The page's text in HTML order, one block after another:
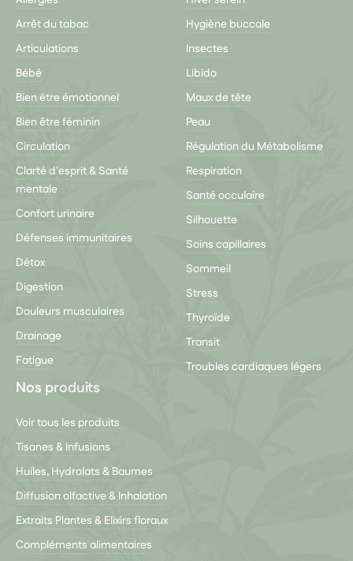
Arrêt du tabac
Articulations
Bébé
Bien être émotionnel
Bien être féminin
Circulation
Clarté d'esprit & Santé
mentale
Confort urinaire
Défenses immunitaires
Détox
Digestion
Douleurs musculaires
Drainage
Fatigue
Hygiène buccale
Insectes
Libido
Maux de tête
Peau
Régulation du Métabolisme
Respiration
Santé occulaire
Silhouette
Soins capillaires
Sommeil
Stress
Thyroïde
Transit
Troubles cardiaques légers
Nos produits
Voir tous les produits
Tisanes & Infusions
Huiles, Hydrolats & Baumes
Diffusion olfactive & Inhalation
Extraits Plantes & Elixirs floraux
Compléments alimentaires